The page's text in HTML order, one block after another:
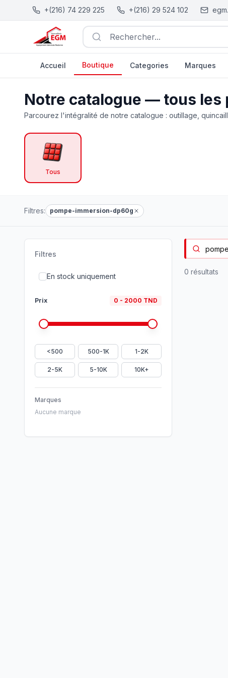
+(216) 74 229 225 +(216) 29 524 102
Rechercher...
Accueil Boutique Categories Marques
Notre catalogue — tous les
Parcourez l'intégralité de notre catalogue : outillage,
Tous
Filtres: pompe-immersion-dp60g
Filtres
En stock uniquement
Prix 0 - 2000 TND
<500 500-1K 1-2K
2-5K 5-10K 10K+
Marques
Aucune marque
0 résultats